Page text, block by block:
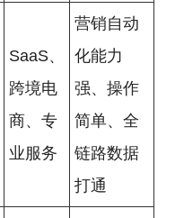
SaaS、
跨境电
商、专
业服务
营销自动
化能力
强、操作
简单、全
链路数据
打通